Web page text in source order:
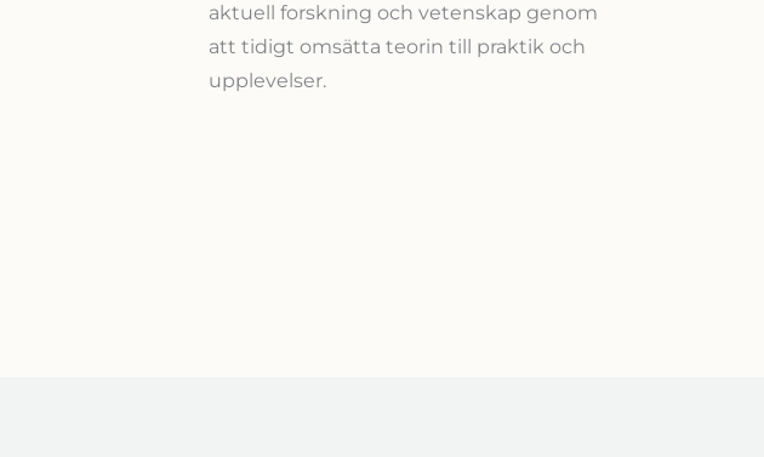
aktuell forskning och vetenskap genom
att tidigt omsätta teorin till praktik och
upplevelser.